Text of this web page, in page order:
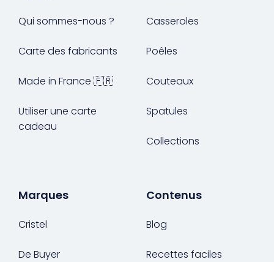
Qui sommes-nous ?
Carte des fabricants
Made in France 🇫🇷
Utiliser une carte
cadeau
Casseroles
Poêles
Couteaux
Spatules
Collections
Marques
Cristel
De Buyer
Contenus
Blog
Recettes faciles